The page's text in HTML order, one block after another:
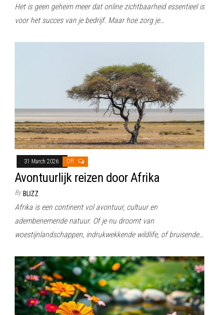
Het is geen geheim meer dat online zichtbaarheid essentieel is
voor het succes van je bedrijf. Maar hoe zorg je…
31 March 2026 Off
Avontuurlijk reizen door Afrika
By BLIZZ
Afrika is een continent vol avontuur, cultuur en
adembenemende natuur. Of je nu droomt van
woestijnlandschappen, indrukwekkende wildlife, of bruisende…